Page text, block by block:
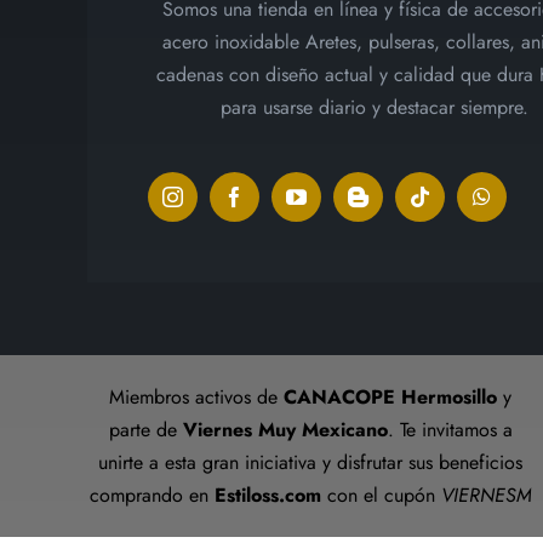
en
la
página
de
Somos una tienda en línea y física de
acero inoxidable Aretes, pulseras, collares,
cadenas con diseño actual y calidad que dura
para usarse diario y destacar siempre.
Miembros activos de CANACOPE Hermosillo y
parte de Viernes Muy Mexicano. Te invitamos a
unirte a esta gran iniciativa y disfrutar sus beneficios
comprando en Estiloss.com con el cupón VIERNESM